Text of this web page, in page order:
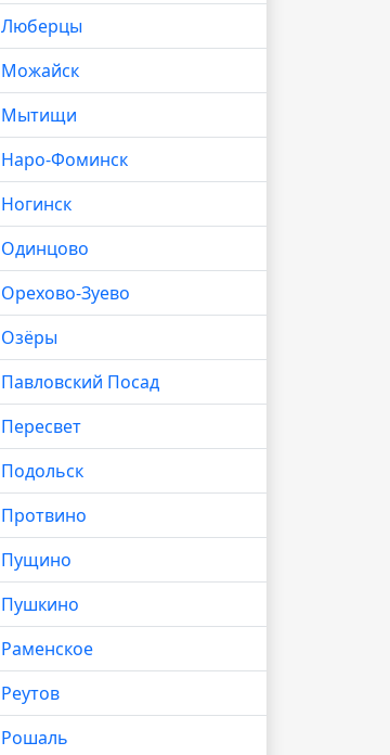
Люберцы
Можайск
Мытищи
Наро-Фоминск
Ногинск
Одинцово
Орехово-Зуево
Озёры
Павловский Посад
Пересвет
Подольск
Протвино
Пущино
Пушкино
Раменское
Реутов
Рошаль